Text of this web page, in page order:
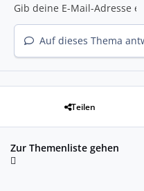
Auf dieses Thema
Teilen
Zur Themenliste gehen